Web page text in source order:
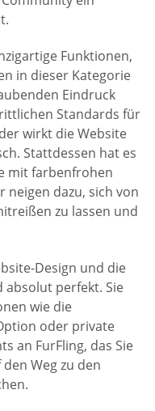
Funktionen,
in dieser Kategorie
Eindruck
Standards für
wirkt die Website
Stattdessen hat es
mit farbenfrohen
dazu, sich von
zu lassen und
Design und die
perfekt. Sie
wie die
oder private
an FurFling, das Sie
Weg zu den